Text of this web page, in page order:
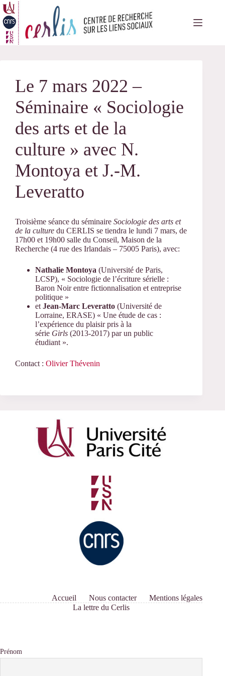
Passer
au
contenu
Le 7 mars 2022 –
Séminaire « Sociologie
des arts et de la
culture » avec N.
Montoya et J.-M.
Leveratto
Troisième séance du séminaire Sociologie des arts et
de la culture du CERLIS se tiendra le lundi 7 mars, de
17h00 et 19h00 salle du Conseil, Maison de la
Recherche (4 rue des Irlandais – 75005 Paris), avec:
Nathalie Montoya (Université de Paris,
LCSP), « Sociologie de l’écriture sérielle :
Baron Noir entre fictionnalisation et entreprise
politique »
et Jean-Marc Leveratto (Université de
Lorraine, ERASE) « Une étude de cas :
l’expérience du plaisir pris à la
série Girls (2013-2017) par un public
étudiant ».
Contact : Olivier Thévenin
Accueil Nous contacter
Mentions légales
La lettre du Cerlis
Prénom